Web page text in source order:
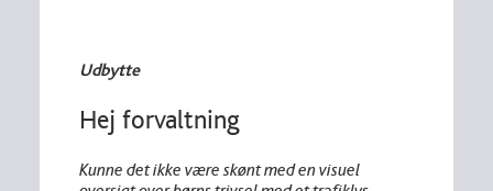
Udbytte
Hej forvaltning
Kunne det ikke være skønt med en visuel